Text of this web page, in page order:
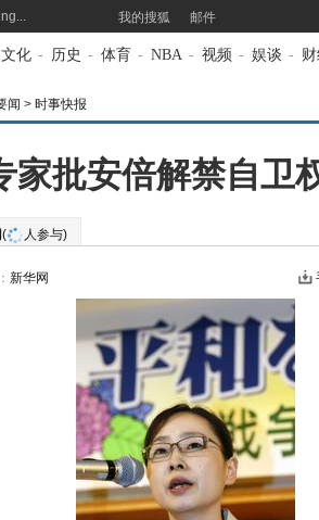
我的搜狐 邮件
文化 - 历史 - 体育 - NBA - 视频 - 娱谈 -
闻 > 时事快报
家批安倍解禁自卫
( 人参与)
新华网